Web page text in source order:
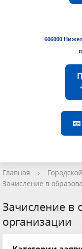
606000
Главная ›
Зачисление в
Зачисление в
организации